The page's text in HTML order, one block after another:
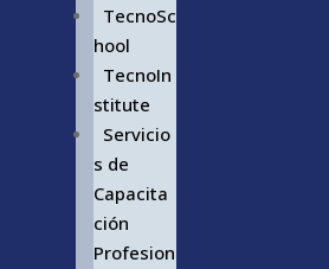
TecnoSc
hool
TecnoIn
stitute
Servicio
s de
Capacita
ción
Profesion